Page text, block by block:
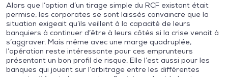
Alors que l’option d’un tirage simple du RCF existant était
permise, les corporates se sont laissés convaincre que la
situation exigeait qu’ils veillent à la capacité de leurs
banquiers à continuer d’être à leurs côtés si la crise venait à
s’aggraver. Mais même avec une marge quadruplée,
l’opération reste intéressante pour ces emprunteurs
présentant un bon profil de risque. Elle l’est aussi pour les
banques qui jouent sur l’arbitrage entre les différentes